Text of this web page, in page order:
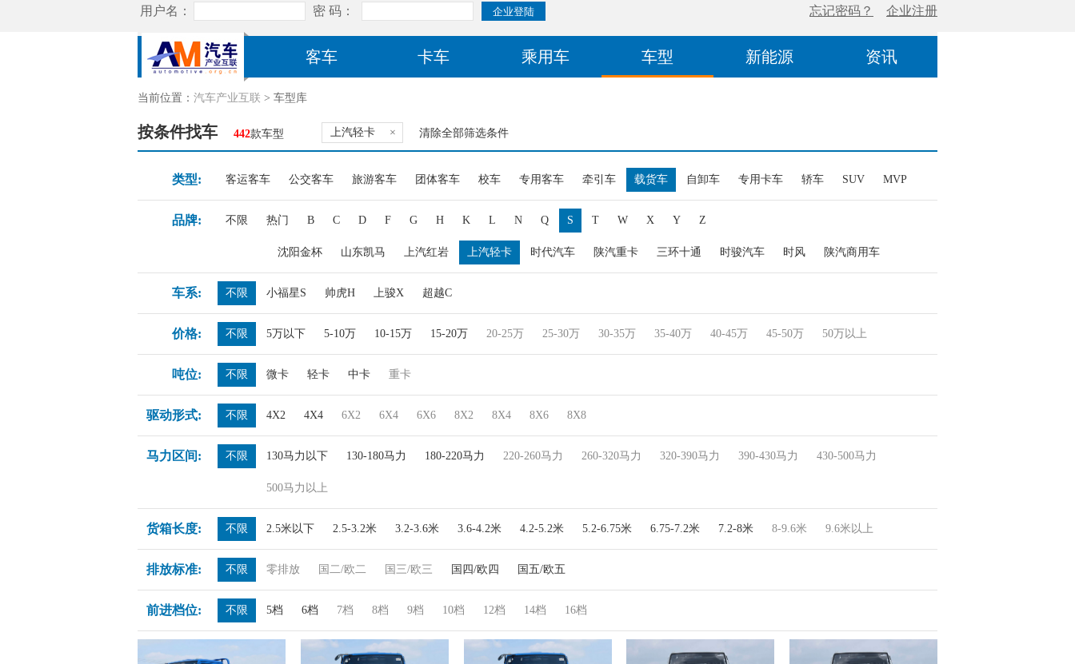
客车 卡车 乘用车 车型 新能源 资讯
当前位置： 汽车产业互联 > 车型库
按条件找车 442款车型 上汽轻卡 × 清除全部筛选条件
类型: 客运客车 公交客车 旅游客车 团体客车 校车 专用客车 牵引车 载货车 自卸车 专用卡车 轿车 SUV MVP
品牌: 不限 热门 B C D F G H K L N Q S T W X Y Z
沈阳金杯 山东凯马 上汽红岩 上汽轻卡 时代汽车 陕汽重卡 三环十通 时骏汽车 时风 陕汽商用车
车系: 不限 小福星S 帅虎H 上骏X 超越C
价格: 不限 5万以下 5-10万 10-15万 15-20万 20-25万 25-30万 30-35万 35-40万 40-45万 45-50万 50万以上
吨位: 不限 微卡 轻卡 中卡 重卡
驱动形式: 不限 4X2 4X4 6X2 6X4 6X6 8X2 8X4 8X6 8X8
马力区间: 不限 130马力以下 130-180马力 180-220马力 220-260马力 260-320马力 320-390马力 390-430马力 430-500马力
500马力以上
货箱长度: 不限 2.5米以下 2.5-3.2米 3.2-3.6米 3.6-4.2米 4.2-5.2米 5.2-6.75米 6.75-7.2米 7.2-8米 8-9.6米 9.6米以上
排放标准: 不限 零排放 国二/欧二 国三/欧三 国四/欧四 国五/欧五
前进档位: 不限 5档 6档 7档 8档 9档 10档 12档 14档 16档